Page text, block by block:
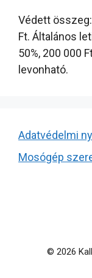
Védett
Ft. Általános
50%, 200 000
levonható.
Adatvédelmi
Mosógép
© 2026